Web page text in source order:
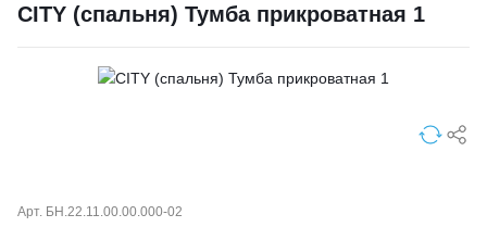
CITY (спальня) Тумба прикроватная 1
Арт. БН.22.11.00.00.000-02